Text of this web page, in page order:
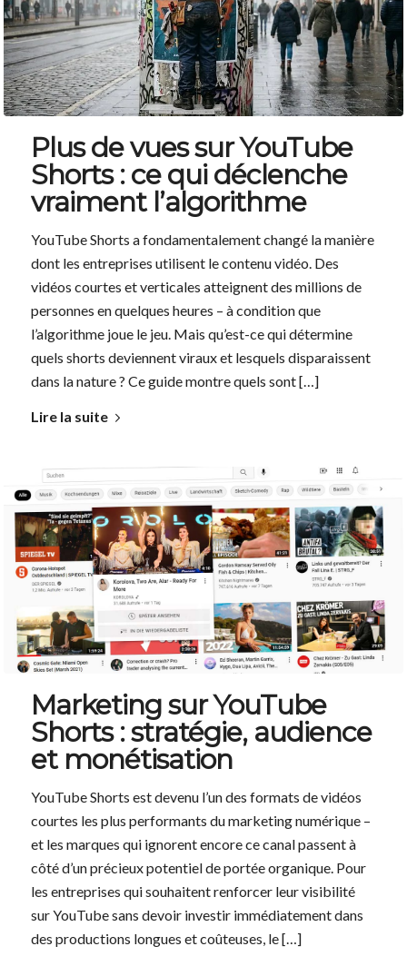
Plus de vues sur YouTube
Shorts : ce qui déclenche
vraiment l’algorithme
YouTube Shorts a fondamentalement changé la manière
dont les entreprises utilisent le contenu vidéo. Des
vidéos courtes et verticales atteignent des millions de
personnes en quelques heures – à condition que
l’algorithme joue le jeu. Mais qu’est-ce qui détermine
quels shorts deviennent viraux et lesquels disparaissent
dans la nature ? Ce guide montre quels sont […]
Lire la suite
Marketing sur YouTube
Shorts : stratégie, audience
et monétisation
YouTube Shorts est devenu l’un des formats de vidéos
courtes les plus performants du marketing numérique –
et les marques qui ignorent encore ce canal passent à
côté d’un précieux potentiel de portée organique. Pour
les entreprises qui souhaitent renforcer leur visibilité
sur YouTube sans devoir investir immédiatement dans
des productions longues et coûteuses, le […]